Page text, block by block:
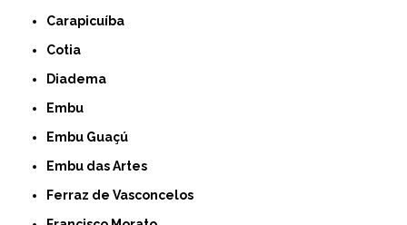
Carapicuíba
Cotia
Diadema
Embu
Embu Guaçú
Embu das Artes
Ferraz de Vasconcelos